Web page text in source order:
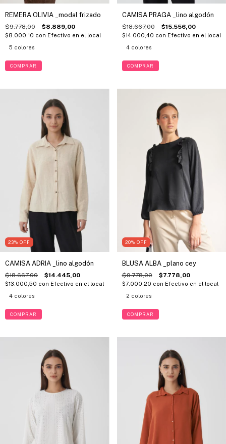
REMERA OLIVIA _modal frizado
$9.778,00 $8.889,00
$8.000,10 con Efectivo en el local
5 colores
COMPRAR
CAMISA PRAGA _lino algodón
$18.667,00 $15.556,00
$14.000,40 con Efectivo en el local
4 colores
COMPRAR
23% OFF
CAMISA ADRIA _lino algodón
$18.667,00 $14.445,00
$13.000,50 con Efectivo en el local
4 colores
COMPRAR
20% OFF
BLUSA ALBA _plano cey
$9.778,00 $7.778,00
$7.000,20 con Efectivo en el local
2 colores
COMPRAR